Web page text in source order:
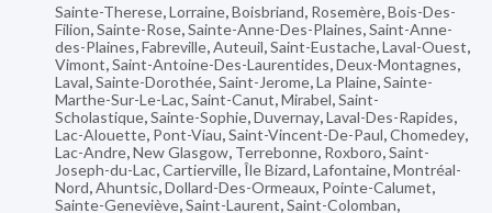
Sainte-Therese,Lorraine,Boisbriand, Rosemère,Bois-Des-
Filion,Sainte-Rose,Sainte-Anne-Des-Plaines,Saint-Anne-
des-Plaines,Fabreville,Auteuil,Saint-Eustache,Laval-Ouest,
Vimont,Saint-Antoine-Des-Laurentides,Deux-Montagnes,
Laval,Sainte-Dorothée,Saint-Jerome,La Plaine,Sainte-
Marthe-Sur-Le-Lac,Saint-Canut,Mirabel,Saint-
Scholastique,Sainte-Sophie,Duvernay,Laval-Des-Rapides,
Lac-Alouette, Pont-Viau,Saint-Vincent-De-Paul,Chomedey,
Lac-Andre,New Glasgow, Terrebonne, Roxboro,Saint-
Joseph-du-Lac,Cartierville,Île Bizard,Lafontaine,Montréal-
Nord,Ahuntsic,Dollard-Des-Ormeaux, Pointe-Calumet,
Sainte-Geneviève,Saint-Laurent,Saint-Colomban,